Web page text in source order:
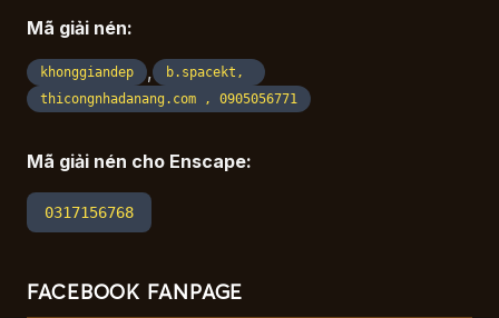
Mã giải nén:
khonggiandep ,
b.spacekt,
thicongnhadanang.com , 0905056771
Mã giải nén cho Enscape:
0317156768
FACEBOOK FANPAGE